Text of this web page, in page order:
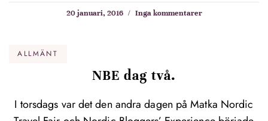
20 januari, 2016 Inga kommentarer
ALLMÄNT
NBE dag två.
I torsdags var det den andra dagen på Matka Nordic